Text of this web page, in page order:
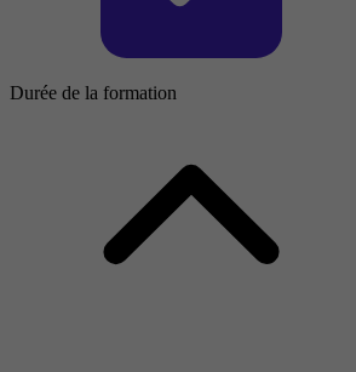
Durée de la formation